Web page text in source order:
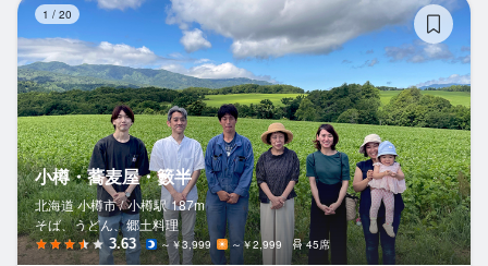
1 / 20
小樽・蕎麦屋・籔半
北海道 小樽市 / 小樽駅 187m
そば、うどん、郷土料理
3.63 ～￥3,999 ～￥2,999 45席